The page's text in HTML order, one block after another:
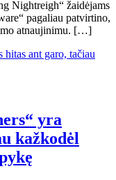
Nightreigh“ žaidėjams
pagaliau patvirtino,
atnaujinimu. […]
yra
kažkodėl